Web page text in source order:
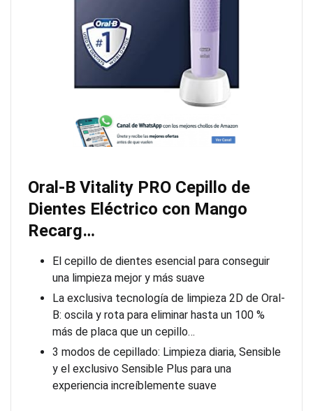
Oral-B Vitality PRO Cepillo de
Dientes Eléctrico con Mango
Recarg…
El cepillo de dientes esencial para conseguir
una limpieza mejor y más suave
La exclusiva tecnología de limpieza 2D de Oral-
B: oscila y rota para eliminar hasta un 100 %
más de placa que un cepillo…
3 modos de cepillado: Limpieza diaria, Sensible
y el exclusivo Sensible Plus para una
experiencia increíblemente suave